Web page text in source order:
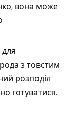
вона може
з товстим
розподіл
готуватися.